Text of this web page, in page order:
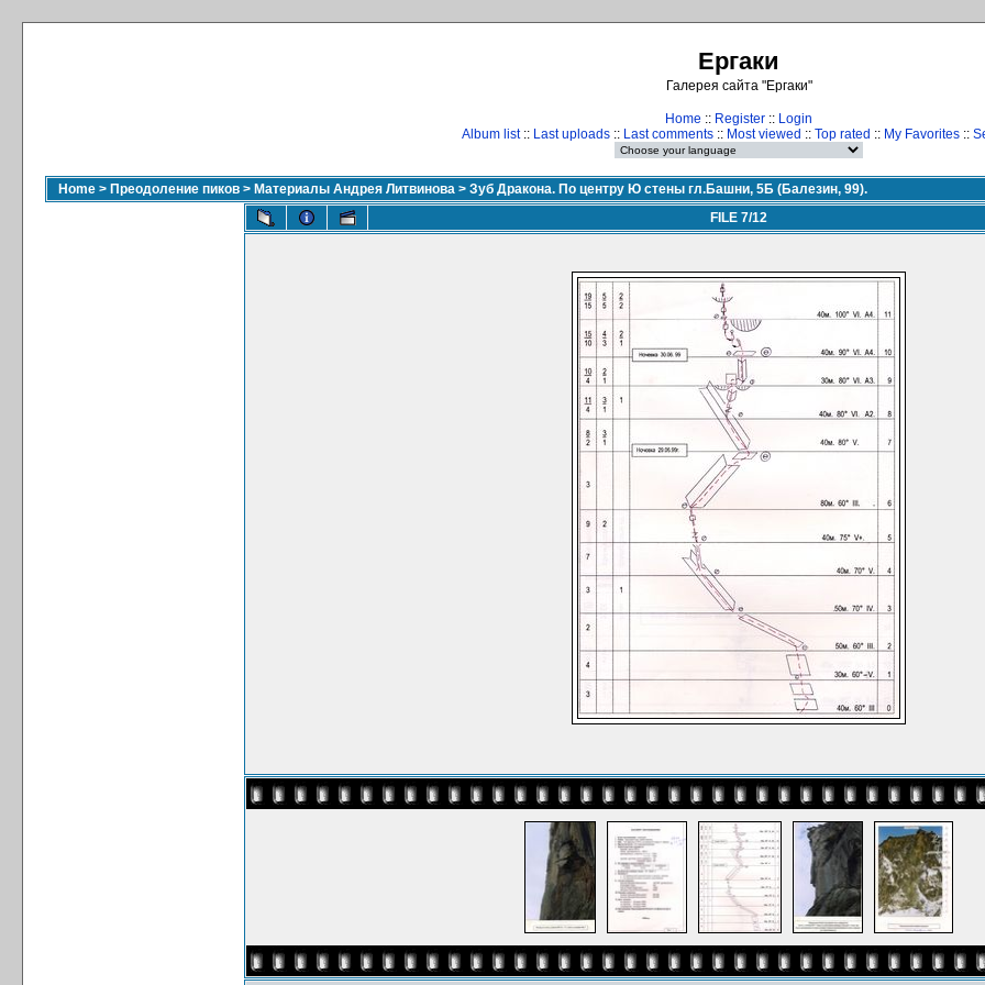
Ергаки
Галерея сайта "Ергаки"
Home :: Register :: Login
Album list:: Last uploads :: Last comments :: Most viewed :: Top rated :: My Favorites ::
Home > Преодоление пиков > Материалы Андрея Литвинова > Зуб Дракона. По центру Ю стены гл.Башни, 5Б (Балезин, 99).
FILE 7/12